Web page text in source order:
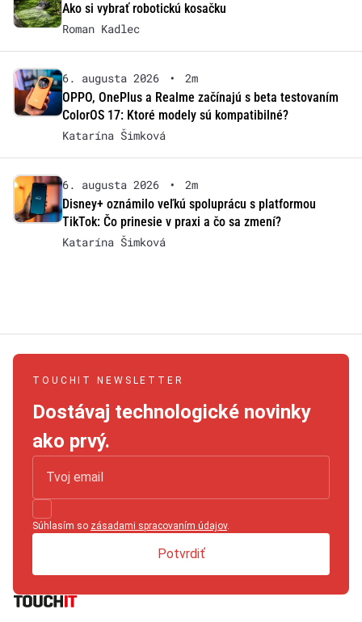
Ako si vybrať robotickú kosačku
Roman Kadlec
6. augusta 2026 •
2m
OPPO, OnePlus a Realme začínajú s beta testovaním
ColorOS 17: Ktoré modely sú kompatibilné?
Katarína Šimková
6. augusta 2026 •
2m
Disney+ oznámilo veľkú spoluprácu s platformou
TikTok: Čo prinesie v praxi a čo sa zmení?
Katarína Šimková
TOUCHIT NEWSLETTER
Dostávaj technologické novinky
ako prvý.
Súhlasím so zásadami spracovaním údajov.
Potvrdiť